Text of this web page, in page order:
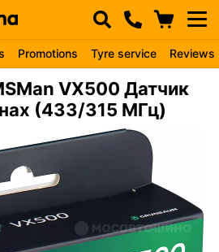
Promotions Tyre service Reviews
VX500 Датчик
(433/315 МГц)